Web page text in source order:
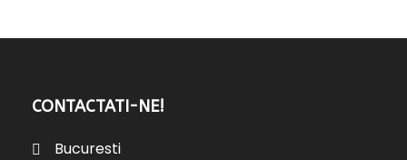
CONTACTATI-NE!
Bucuresti